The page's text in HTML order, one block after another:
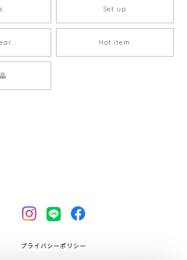
Set up
Hot item
プライバシーポリシー